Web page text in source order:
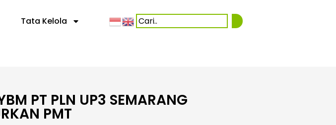
Tata Kelola
PT PLN UP3 SEMARANG
PMT